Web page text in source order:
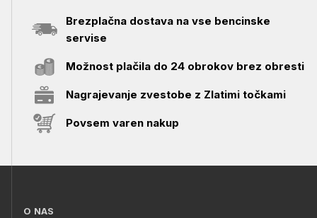
Brezplačna dostava na vse bencinske
servise
Možnost plačila do 24 obrokov brez obresti
Nagrajevanje zvestobe z Zlatimi točkami
Povsem varen nakup
O NAS